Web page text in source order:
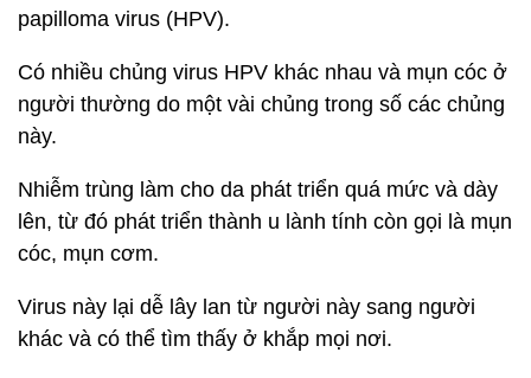
papilloma virus (HPV).
Có nhiều chủng virus HPV khác nhau và mụn cóc ở
người thường do một vài chủng trong số các chủng
này.
Nhiễm trùng làm cho da phát triển quá mức và dày
lên, từ đó phát triển thành u lành tính còn gọi là mụn
cóc, mụn cơm.
Virus này lại dễ lây lan từ người này sang người
khác và có thể tìm thấy ở khắp mọi nơi.